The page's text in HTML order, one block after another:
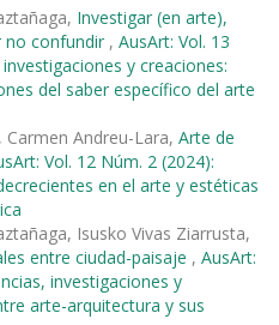
Investigar (en arte),
no confundir , AusArt: Vol. 13
y creaciones:
del saber específico del arte
Carmen Andreu-Lara, Arte de
Vol. 12 Núm. 2 (2024):
en el arte y estéticas
Isusko Vivas Ziarrusta,
entre ciudad-paisaje , AusArt:
investigaciones y
arte-arquitectura y sus